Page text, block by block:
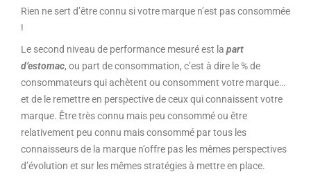
Rien ne sert d’être connu si votre marque n’est pas consommée
!
Le second niveau de performance mesuré est la part
d’estomac, ou part de consommation, c’est à dire le % de
consommateurs qui achètent ou consomment votre marque…
et de le remettre en perspective de ceux qui connaissent votre
marque. Être très connu mais peu consommé ou être
relativement peu connu mais consommé par tous les
connaisseurs de la marque n’offre pas les mêmes perspectives
d’évolution et sur les mêmes stratégies à mettre en place.